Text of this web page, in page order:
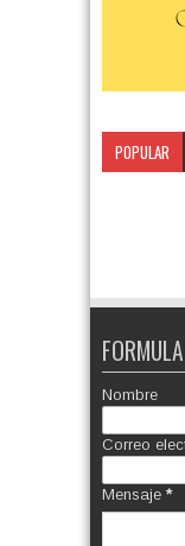
POPULAR
Nombre
Correo
Mensaje *